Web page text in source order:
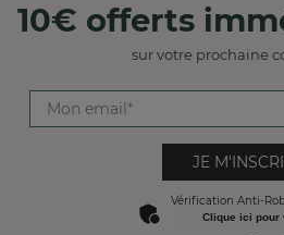
10€ offerts
sur votre prochaine
JE
Vérification Anti-
Clique ici pour